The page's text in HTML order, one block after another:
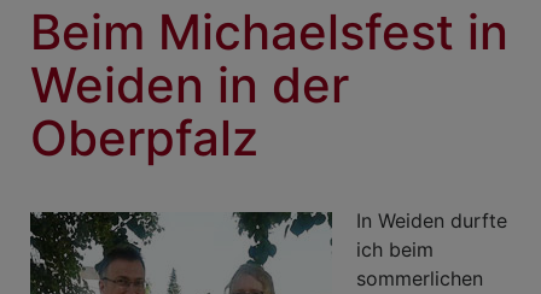
Beim Michaelsfest in
Weiden in der
Oberpfalz
In Weiden durfte
ich beim
sommerlichen